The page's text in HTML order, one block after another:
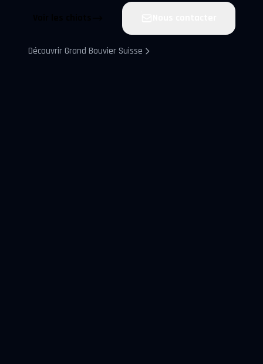
Découvrir Grand Bouvier Suisse